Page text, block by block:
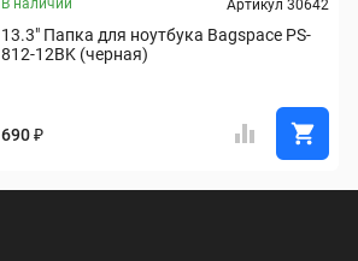
В наличии Артикул 30642
13.3" Папка для ноутбука Bagspace PS-
812-12BK (черная)
690 ₽